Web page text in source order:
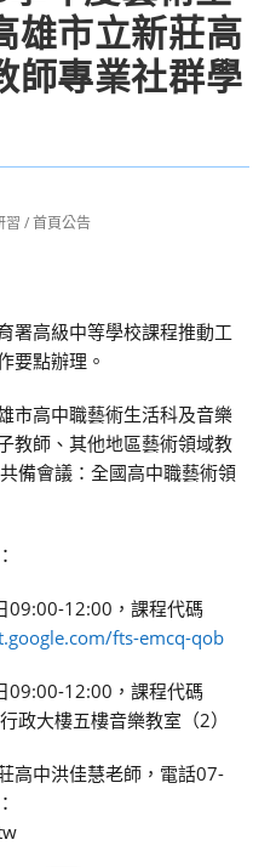
雄市立新莊高
師專業社群學
習 / 首頁公告
署高級中等學校課程推動工
要點辦理。
市高中職藝術生活科及音樂
教師、其他地區藝術領域教
備會議：全國高中職藝術領
09:00-12:00，課程代碼
fts-emcq-qob
09:00-12:00，課程代碼
政大樓五樓音樂教室（2）
高中洪佳慧老師，電話07-